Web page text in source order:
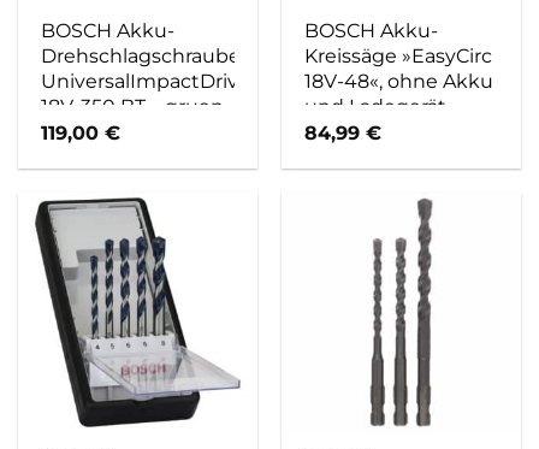
BOSCH Akku-
Drehschlagschrauber,
UniversalImpactDrive
18V-350 BT – gruen
119,00€
BOSCH Akku-
Kreissäge »EasyCirc
18V-48«, ohne Akku
und Ladegerät –
gruen
84,99€